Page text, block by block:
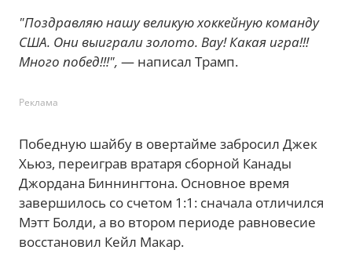
"Поздравляю нашу великую хоккейную команду
США. Они выиграли золото. Вау! Какая игра!!!
Много побед!!!", — написал Трамп.
Реклама
Победную шайбу в овертайме забросил Джек
Хьюз, переиграв вратаря сборной Канады
Джордана Биннингтона. Основное время
завершилось со счетом 1:1: сначала отличился
Мэтт Болди, а во втором периоде равновесие
восстановил Кейл Макар.